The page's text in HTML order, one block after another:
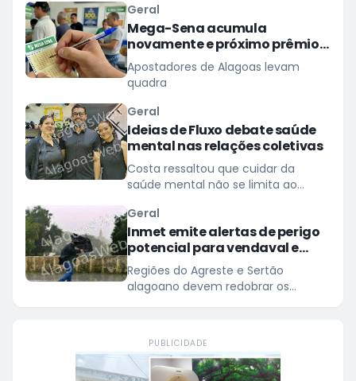
processuais retornam na quarta
(12)
Geral
Mega-Sena acumula
novamente e próximo prêmio
chega a R$ 165 milhões
Apostadores de Alagoas levam
quadra
Geral
Ideias de Fluxo debate saúde
mental nas relações coletivas
Costa ressaltou que cuidar da
saúde mental não se limita ao
Geral
Inmet emite alertas de perigo
potencial para vendaval e
baixa umidade em Alagoas
Regiões do Agreste e Sertão
alagoano devem redobrar os
PUBLICIDADE